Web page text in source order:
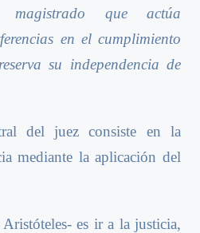
magistrado que actúa
en el cumplimiento
su independencia de
del juez consiste en la
mediante la aplicación del
es ir a la justicia,